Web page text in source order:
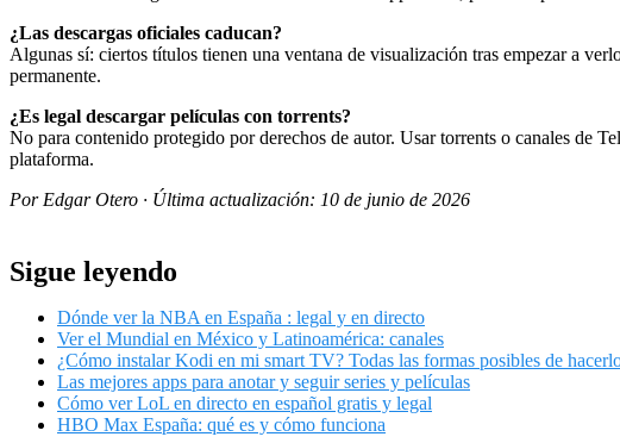
¿Las descargas oficiales caducan?
Algunas sí: ciertos títulos tienen una ventana de visualización tras empezar a
permanente.
¿Es legal descargar películas con torrents?
No para contenido protegido por derechos de autor. Usar torrents o canales de
plataforma.
Por Edgar Otero · Última actualización: 10 de junio de 2026
Sigue leyendo
Dónde ver la NBA en España : legal y en directo
Ver el Mundial en México y Latinoamérica: canales
¿Cómo instalar Kodi en mi smart TV? Todas las formas posibles de
Las mejores apps para anotar y seguir series y películas
Cómo ver LoL en directo en español gratis y legal
HBO Max España: qué es y cómo funciona